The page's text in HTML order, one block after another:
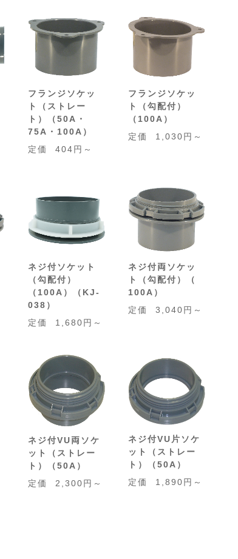
フランジソケッ
ト（ストレー
ト）（50A・
75A・100A）
定価
404円～
フランジソケッ
ト（勾配付）
（100A）
定価
1,030円～
ネジ付ソケット
（勾配付）
（100A）（KJ-
038）
定価
1,680円～
ネジ付両ソケッ
ト（勾配付）（
100A）
定価
3,040円～
ネジ付VU両ソケ
ット（ストレー
ト）（50A）
定価
2,300円～
ネジ付VU片ソケ
ット（ストレー
ト）（50A）
定価
1,890円～